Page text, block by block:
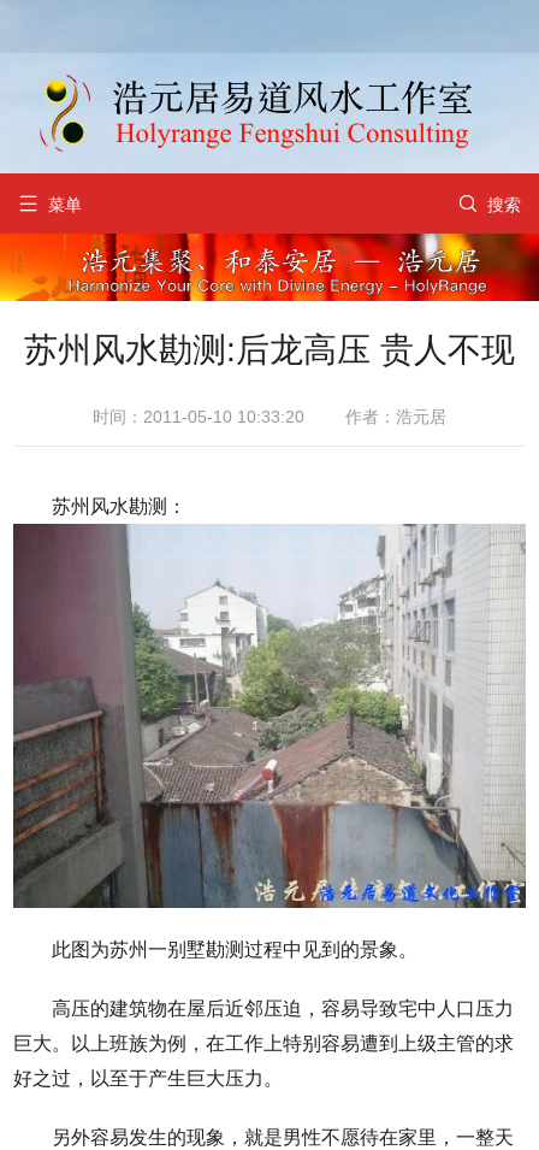
 菜单  搜索
苏州风水勘测:后龙高压 贵人不现
时间：2011-05-10 10:33:20 作者：浩元居
苏州风水勘测：
此图为苏州一别墅勘测过程中见到的景象。
高压的建筑物在屋后近邻压迫，容易导致宅中人口压力
巨大。以上班族为例，在工作上特别容易遭到上级主管的求
好之过，以至于产生巨大压力。
另外容易发生的现象，就是男性不愿待在家里，一整天